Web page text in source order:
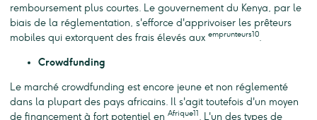
remboursement plus courtes. Le gouvernement du Kenya, par le
biais de la réglementation, s'efforce d'apprivoiser les prêteurs
mobiles qui extorquent des frais élevés aux emprunteurs10.
Crowdfunding
Le marché crowdfunding est encore jeune et non réglementé
dans la plupart des pays africains. Il s'agit toutefois d'un moyen
de financement à fort potentiel en Afrique11 . L'un des types de